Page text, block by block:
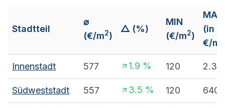
Stadtteil
⌀
(€/m2)
△ (%)
MIN
(€/m2)
MAX
(in
€/m
Innenstadt 577 1.9 % 120
Südweststadt 557 3.5 % 120 640